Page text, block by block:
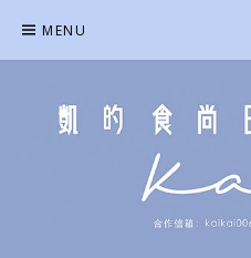
content
MENU